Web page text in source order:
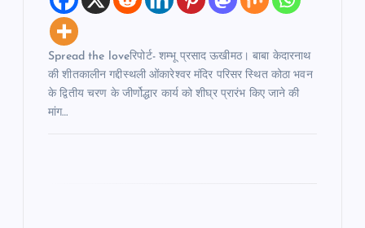
Spread the loveरिपोर्ट- शम्भू प्रसाद ऊखीमठ। बाबा केदारनाथ
की शीतकालीन गद्दीस्थली ओंकारेश्वर मंदिर परिसर स्थित कोठा भवन
के द्वितीय चरण के जीर्णोद्धार कार्य को शीघ्र प्रारंभ किए जाने की
मांग…